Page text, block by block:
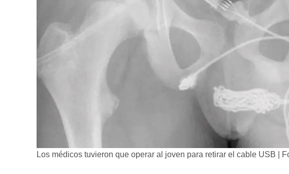
Los médicos tuvieron que operar al joven para retirar el cable USB |